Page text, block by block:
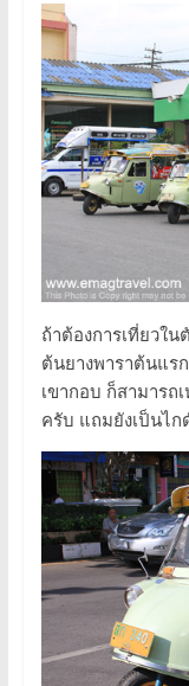
ถ้าต้องการเที่ยวใ
ต้นยางพาราต้นแร
เขากอบ ก็สามาร
ครับ แถมยังเป็นไก